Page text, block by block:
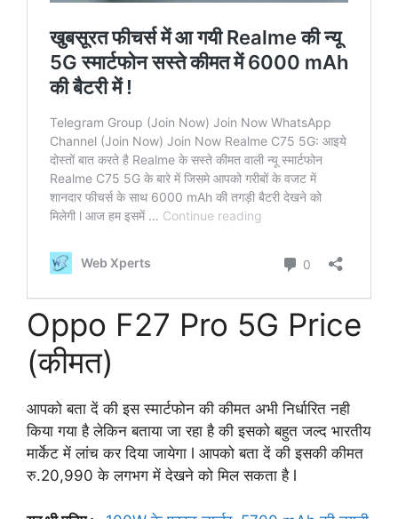
Oppo F27 Pro 5G Price
(कीमत)
आपको बता दें की इस स्मार्टफोन की कीमत अभी निर्धारित नही
किया गया है लेकिन बताया जा रहा है की इसको बहुत जल्द भारतीय
मार्केट में लांच कर दिया जायेगा l आपको बता दें की इसकी कीमत
रु.20,990 के लगभग में देखने को मिल सकता है l